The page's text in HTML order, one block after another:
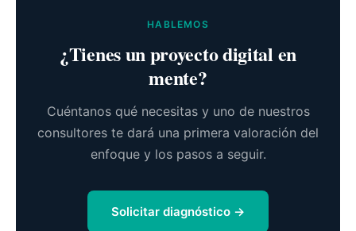
HABLEMOS
¿Tienes un proyecto digital en
mente?
Cuéntanos qué necesitas y uno de nuestros
consultores te dará una primera valoración del
enfoque y los pasos a seguir.
Solicitar diagnóstico →